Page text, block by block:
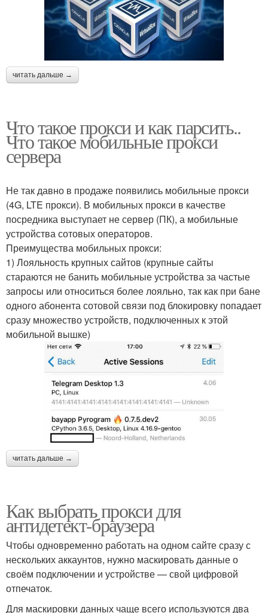
читать дальше →
Что такое прокси и как парсить..
Что такое мобильные прокси
сервера
Не так давно в продаже появились мобильные прокси
(4G, LTE прокси). В мобильных прокси в качестве
посредника выступает не сервер (ПК), а мобильные
устройства сотовых операторов.
Преимущества мобильных прокси:
1) Лояльность крупных сайтов (крупные сайты
стараются не банить мобильные устройства за частые
запросы или относиться более лояльно, так как при бане
одного абонента сотовой связи под блокировку попадает
сразу множество устройств, подключенных к этой
мобильной вышке)
читать дальше →
Как выбрать прокси для
антидетект-браузера
Чтобы одновременно работать на одном сайте сразу с
нескольких аккаунтов, нужно маскировать данные о
своём подключении и устройстве — свой цифровой
отпечаток.
Для маскировки данных чаще всего используются два